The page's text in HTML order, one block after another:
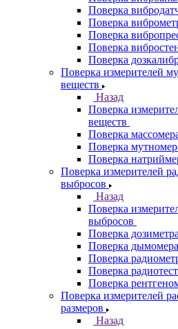
Поверка
Поверка
Поверка
Поверка
Поверка
Поверка измерителей
веществ
Назад
Поверка
веществ
Поверка
Поверка
Поверка
Поверка измерителей
выбросов
Назад
Поверка
выбросов
Поверка дозиметра
Поверка дымомера
Поверка
Поверка
Поверка
Поверка измерителей
размеров
Назад